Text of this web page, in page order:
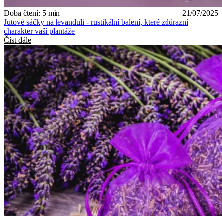
Doba čtení: 5 min
21/07/2025
Jutové sáčky na levanduli - rustikální balení, které zdůrazní
charakter vaší plantáže
Číst dále